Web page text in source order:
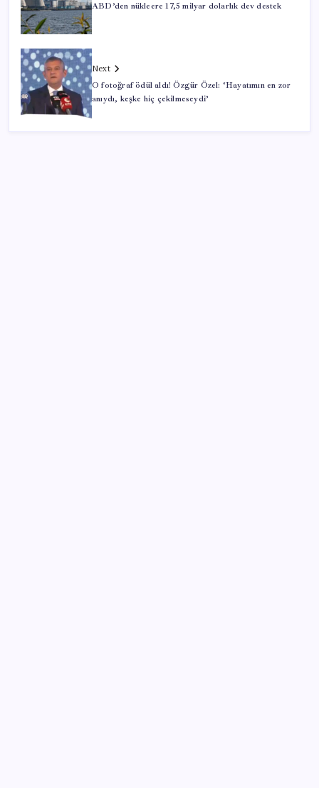
ABD’den nükleere 17,5 milyar dolarlık dev destek
Next
O fotoğraf ödül aldı! Özgür Özel: ‘Hayatımın en zor
anıydı, keşke hiç çekilmeseydi’